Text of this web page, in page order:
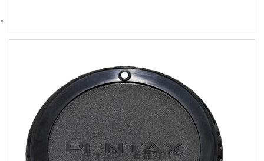
キャップ・各種カバー